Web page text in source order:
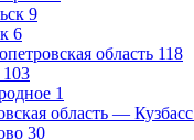
9
6
область 118
103
1
область — Кузбасс
30